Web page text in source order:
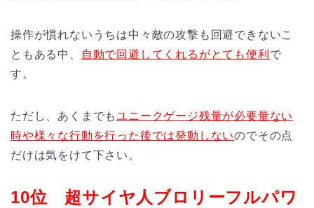
操作が慣れないうちは中々敵の攻撃も回避できないこ
ともある中、
自動で回避してくれるがとても便利 で
す。
ただし、あくまでもユニークゲージ残量が必要量ない
時や様々な行動を行った後では発動しないのでその点
だけは気をけて下さい。
10位 超サイヤ人ブロリーフルパワ